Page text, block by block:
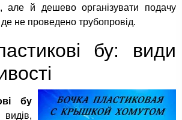
але й дешево організувати подачу
не проведено трубопровід.
бу: види
бу